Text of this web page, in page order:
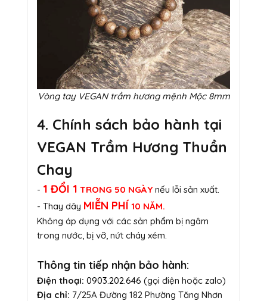
Vòng tay VEGAN trầm hương mệnh Mộc 8mm
4. Chính sách bảo hành tại
VEGAN Trầm Hương Thuần
Chay
- 1 ĐỔI 1 TRONG 50 NGÀY nếu lỗi sản xuất.
- Thay dây MIỄN PHÍ 10 NĂM.
Không áp dụng với các sản phẩm bị ngâm
trong nước, bị vỡ, nứt cháy xém.
Thông tin tiếp nhận bảo hành:
Điện thoại: 0903.202.646 (gọi điện hoặc zalo)
Địa chỉ: 7/25A Đường 182 Phường Tăng Nhơn